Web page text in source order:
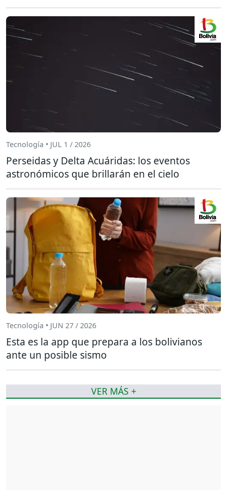
Tecnología • JUL 1 / 2026
Perseidas y Delta Acuáridas: los eventos
astronómicos que brillarán en el cielo
Tecnología • JUN 27 / 2026
Esta es la app que prepara a los bolivianos
ante un posible sismo
VER MÁS +